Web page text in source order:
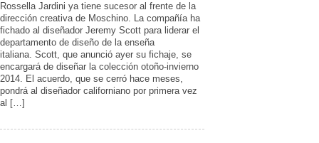
Rossella Jardini ya tiene sucesor al frente de la
dirección creativa de Moschino. La compañía ha
fichado al diseñador Jeremy Scott para liderar el
departamento de diseño de la enseña
italiana. Scott, que anunció ayer su fichaje, se
encargará de diseñar la colección otoño-invierno
2014. El acuerdo, que se cerró hace meses,
pondrá al diseñador californiano por primera vez
al […]